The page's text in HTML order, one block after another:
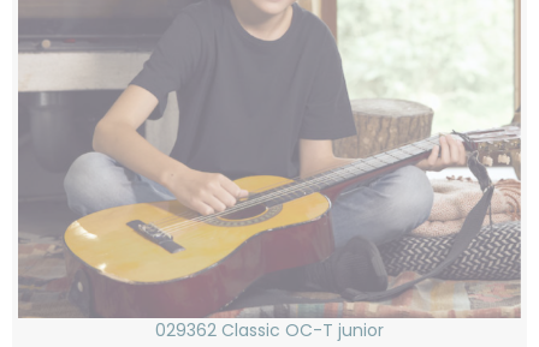
029362 Classic OC-T junior